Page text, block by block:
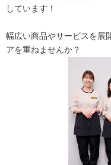
しています！
幅広い商品やサービスを展
アを重ねませんか？